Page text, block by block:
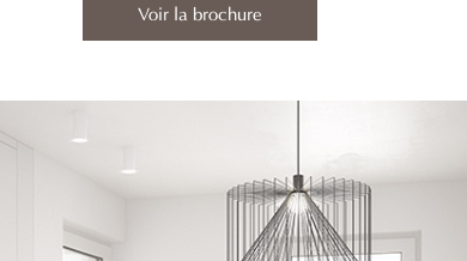
Voir la brochure